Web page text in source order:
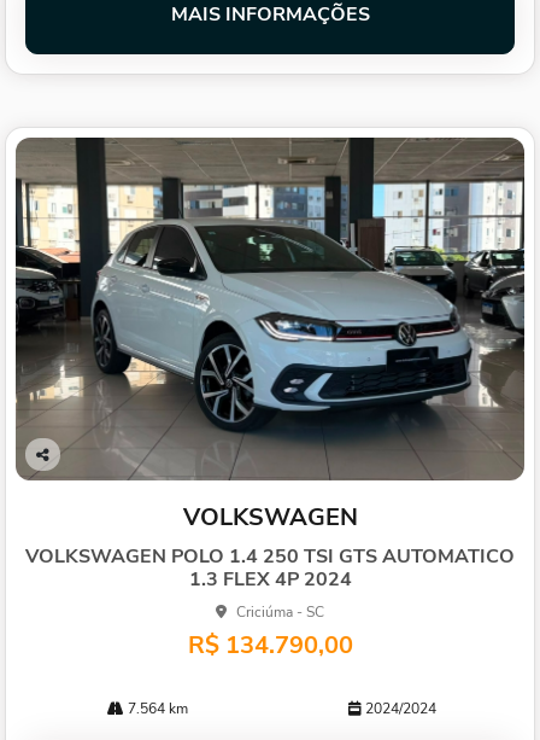
MAIS INFORMAÇÕES
Co
VOLKSWAGEN
VOLKSWAGEN POLO 1.4 250 TSI GTS AUTOMATICO
1.3 FLEX 4P 2024
Criciúma - SC
R$ 134.790,00
7.564 km 2024/2024